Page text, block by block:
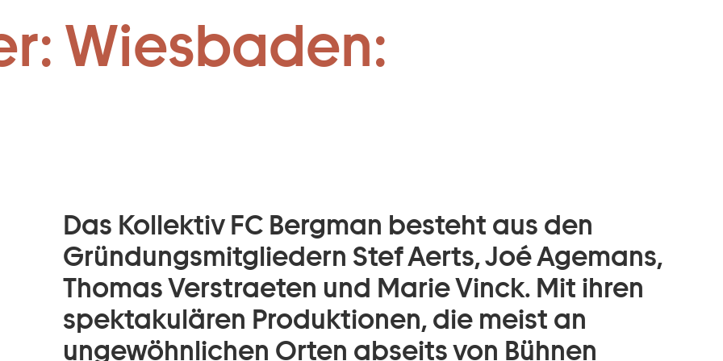
Zum Footer springen
Wiesbaden:
Das Kollektiv FC Bergman besteht aus den
Gründungsmitgliedern Stef Aerts, Joé Agemans,
Thomas Verstraeten und Marie Vinck. Mit ihren
spektakulären Produktionen, die meist an
ungewöhnlichen Orten abseits von Bühnen